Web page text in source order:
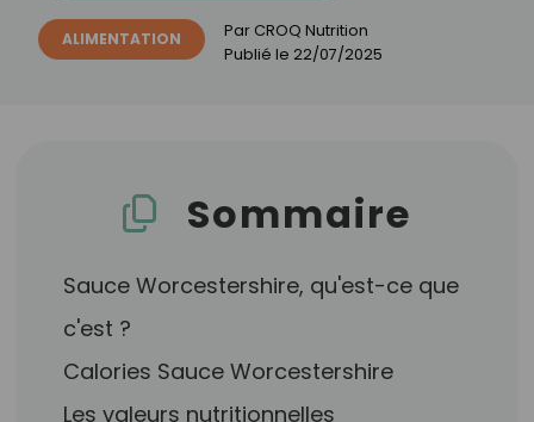
ALIMENTATION Par CROQ Nutrition
Publié le 22/07/2025
Sommaire
Sauce Worcestershire, qu'est-ce que
c'est ?
Calories Sauce Worcestershire
Les valeurs nutritionnelles